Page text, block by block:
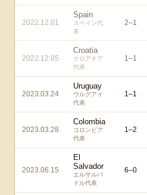
2022.12.01
Spain
スペイン代
表
2–1
2022.12.05
Croatia
クロアチア
代表
1–1
2023.03.24
Uruguay
ウルグアイ
代表
1–1
2023.03.28
Colombia
コロンビア
代表
1–2
2023.06.15
El
Salvador
エルサルバ
ドル代表
6–0